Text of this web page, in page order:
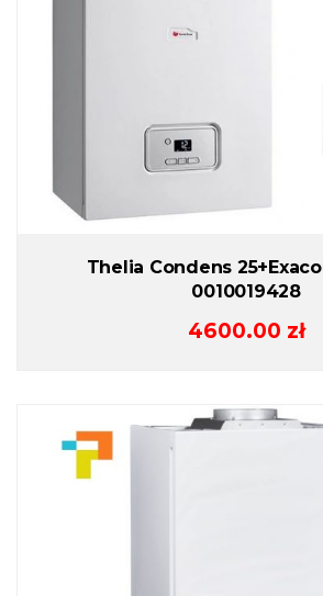
Thelia Condens
0010019428
4600.00 zł